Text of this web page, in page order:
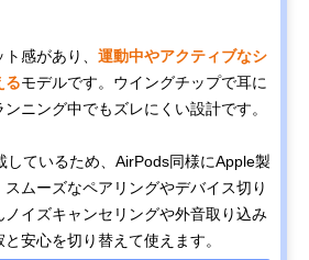
感があり、 運動中やアクティブなシ
るモデルです。ウイングチップで耳に
ニング中でもズレにくい設計です。
しているため、AirPods同様にApple製
ムーズなペアリングやデバイス切り
イズキャンセリングや外音取り込み
安心を切り替えて使えます。